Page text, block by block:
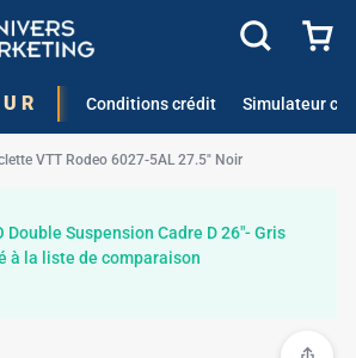
Conditions crédit Simulateur
VTT Rodeo 6027-5AL 27.5″ Noir
Double Suspension Cadre D 26"- Gris
à la liste de comparaison